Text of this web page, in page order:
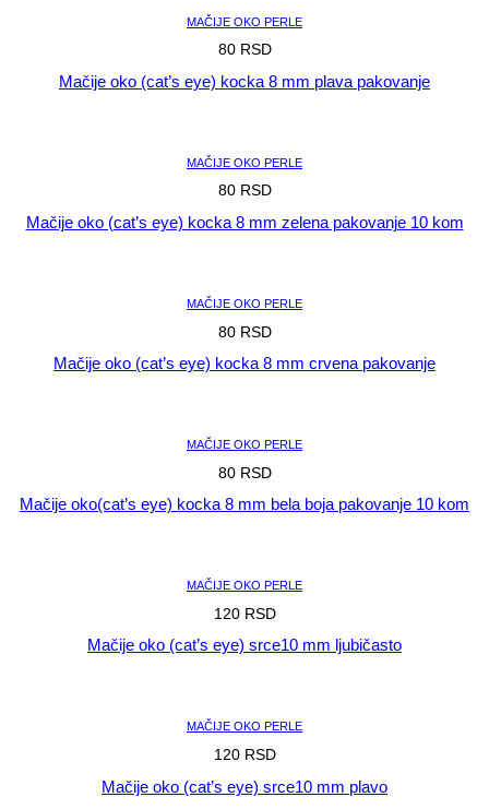
MAČIJE OKO PERLE
80 RSD
Mačije oko (cat’s eye) kocka 8 mm plava pakovanje
MAČIJE OKO PERLE
80 RSD
Mačije oko (cat’s eye) kocka 8 mm zelena pakovanje 10 kom
MAČIJE OKO PERLE
80 RSD
Mačije oko (cat’s eye) kocka 8 mm crvena pakovanje
MAČIJE OKO PERLE
80 RSD
Mačije oko(cat’s eye) kocka 8 mm bela boja pakovanje 10 kom
MAČIJE OKO PERLE
120 RSD
Mačije oko (cat’s eye) srce10 mm ljubičasto
MAČIJE OKO PERLE
120 RSD
Mačije oko (cat’s eye) srce10 mm plavo